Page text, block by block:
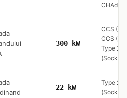
300 kW
CCS
CCS
Type 2
(Socket
22 kW
Type 2
(Socket